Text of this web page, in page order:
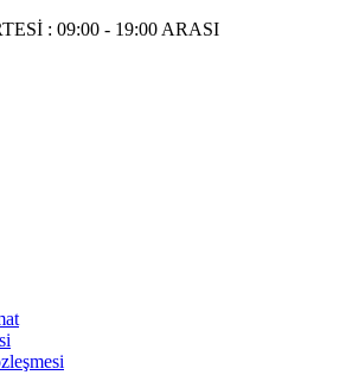
: 09:00 - 19:00 ARASI